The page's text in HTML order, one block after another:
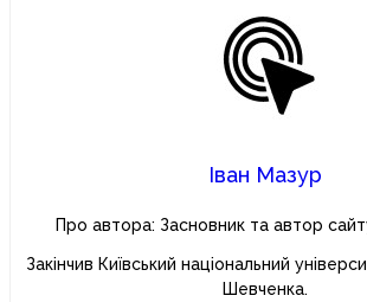
Іван Мазур
Про автора: Засновник та автор
Закінчив Київський національний
Шевченка.